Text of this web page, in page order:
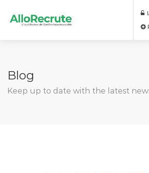
Blog
Keep up to date with the latest